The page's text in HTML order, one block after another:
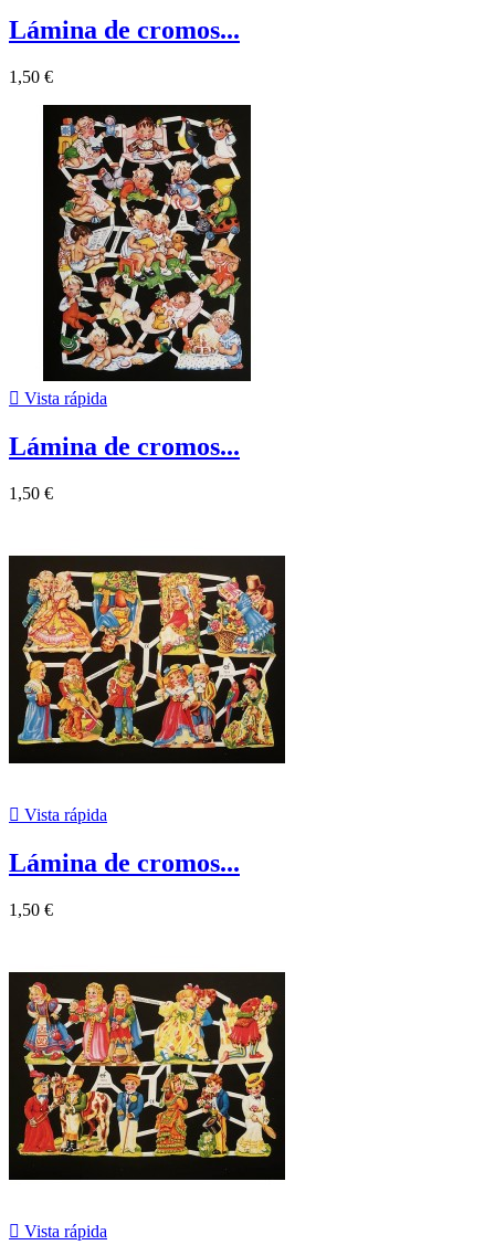
Lámina de cromos...
1,50 €
 Vista rápida
Lámina de cromos...
1,50 €
 Vista rápida
Lámina de cromos...
1,50 €
 Vista rápida